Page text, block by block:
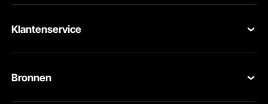
Klantenservice
Retourneren en vervangingen
Bronnen